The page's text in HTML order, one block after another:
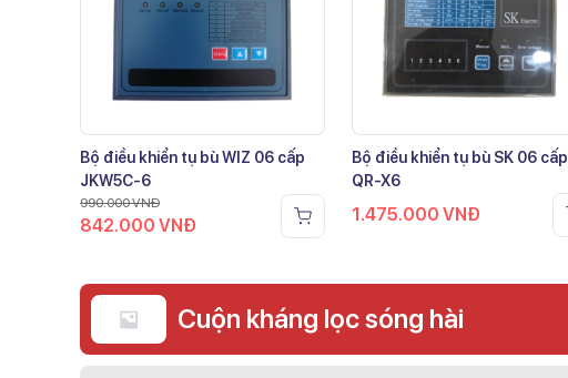
Bộ điều khiển tụ bù WIZ 06 cấp
JKW5C-6
990.000VNĐ
842.000 VNĐ
Bộ điều khiển tụ bù SK 06 cấp
QR-X6
1.475.000 VNĐ
Cuộn kháng lọc sóng hài